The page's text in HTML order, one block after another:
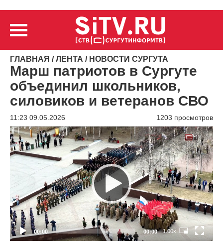
ГЛАВНАЯ /ЛЕНТА / НОВОСТИ СУРГУТА
Марш патриотов в Сургуте
объединил школьников,
силовиков и ветеранов СВО
11:23 09.05.2026 1203 просмотров
Видеоплеер
00:00 00:00 1.00x